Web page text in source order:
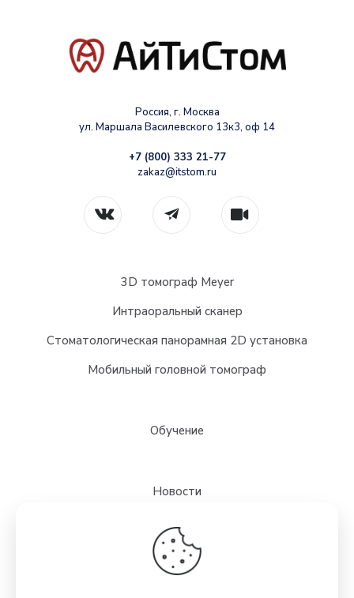
Россия, г. Москва
ул. Маршала Василевского 13к3, оф 14
+7 (800) 333 21-77
zakaz@itstom.ru
3D томограф Meyer
Интраоральный сканер
Стоматологическая панорамная 2D установка
Мобильный головной томограф
Обучение
Новости